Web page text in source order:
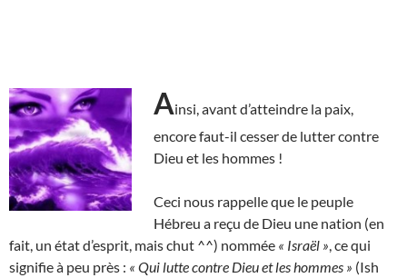
Ainsi, avant d’atteindre la paix,
encore faut-il cesser de lutter contre
Dieu et les hommes !
Ceci nous rappelle que le peuple
Hébreu a reçu de Dieu une nation (en
fait, un état d’esprit, mais chut ^^) nommée « Israël » , ce qui
signifie à peu près : « Qui lutte contre Dieu et les hommes » (Ish